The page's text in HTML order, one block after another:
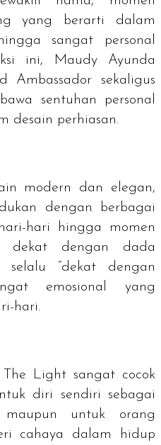
yang berarti dalam
sangat personal
ini, Maudy Ayunda
Ambassador sekaligus
sentuhan personal
desain perhiasan.
modern dan elegan,
dengan berbagai
hari hingga momen
dekat dengan dada
selalu “dekat dengan
emosional yang
hari.
Light sangat cocok
diri sendiri sebagai
maupun untuk orang
cahaya dalam hidup